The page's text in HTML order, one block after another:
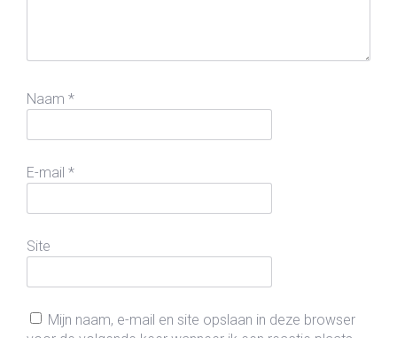
Naam *
E-mail *
Site
Mijn naam, e-mail en site opslaan in deze browser